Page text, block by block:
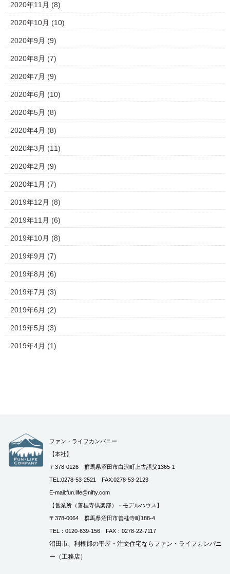
2020年11月 (8)
2020年10月 (10)
2020年9月 (9)
2020年8月 (7)
2020年7月 (9)
2020年6月 (10)
2020年5月 (8)
2020年4月 (8)
2020年3月 (11)
2020年2月 (9)
2020年1月 (7)
2019年12月 (8)
2019年11月 (6)
2019年10月 (8)
2019年9月 (7)
2019年8月 (6)
2019年7月 (3)
2019年6月 (2)
2019年5月 (3)
2019年4月 (1)
ファン・ライフカンパニー
【本社】
〒378-0126 群馬県沼田市白沢町上古語父1365-1
TEL:0278-53-2521 FAX:0278-53-2123
E-mail:fun.life@nifty.com
【営業所（善桂寺倶楽部）・モデルハウス】
〒378-0064 群馬県沼田市善桂寺町188-4
TEL：0120-639-156 FAX：0278-22-7117
沼田市、利根郡の平屋・注文住宅ならファン・ライフカンパニ
ー（工務店）